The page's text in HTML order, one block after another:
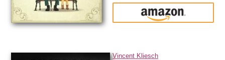
amazon
Vincent Kliesch